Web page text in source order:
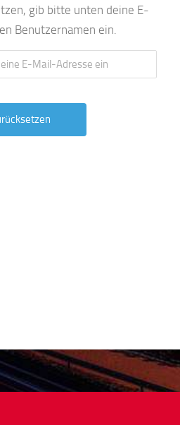
gib bitte unten deine E-
Benutzernamen ein.